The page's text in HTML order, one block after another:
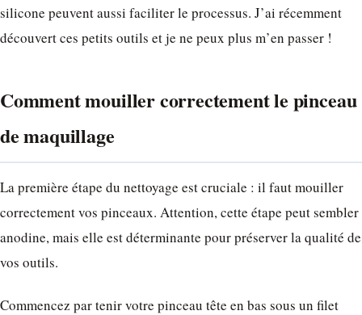
silicone peuvent aussi faciliter le processus. J’ai récemment
découvert ces petits outils et je ne peux plus m’en passer !
Comment mouiller correctement le pinceau
de maquillage
La première étape du nettoyage est cruciale : il faut mouiller
correctement vos pinceaux. Attention, cette étape peut sembler
anodine, mais elle est déterminante pour préserver la qualité de
vos outils.
Commencez par tenir votre pinceau tête en bas sous un filet